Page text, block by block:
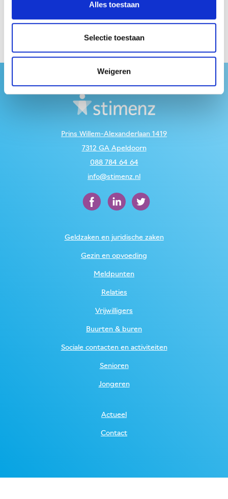
Alles toestaan
Selectie toestaan
Weigeren
Prins Willem-Alexanderlaan 1419
7312 GA Apeldoorn
088 784 64 64
info@stimenz.nl
Geldzaken en juridische zaken
Gezin en opvoeding
Meldpunten
Relaties
Vrijwilligers
Buurten & buren
Sociale contacten en activiteiten
Senioren
Jongeren
Actueel
Contact